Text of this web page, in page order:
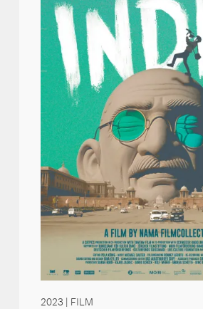
2023 | FILM